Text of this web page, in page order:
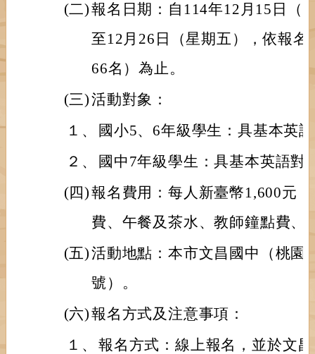
(二)報名日期：自114年12月15日（
至12月26日（星期五），依報
66名）為止。
(三)活動對象：
１、
國小5、6年級學生：具基本英
２、
國中7年級學生：具基本英語對
(四)報名費用：每人新臺幣1,600元
費、午餐及茶水、教師鐘點費、
(五)活動地點：本市文昌國中（桃園
號）。
(六)報名方式及注意事項：
１、 報名方式：線上報名，並於文